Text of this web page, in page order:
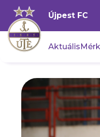
Újpest FC
Aktuális